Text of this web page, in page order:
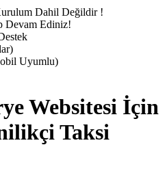
Dahil Değildir !
Devam Ediniz!
Uyumlu)
Websitesi İçin
Taksi